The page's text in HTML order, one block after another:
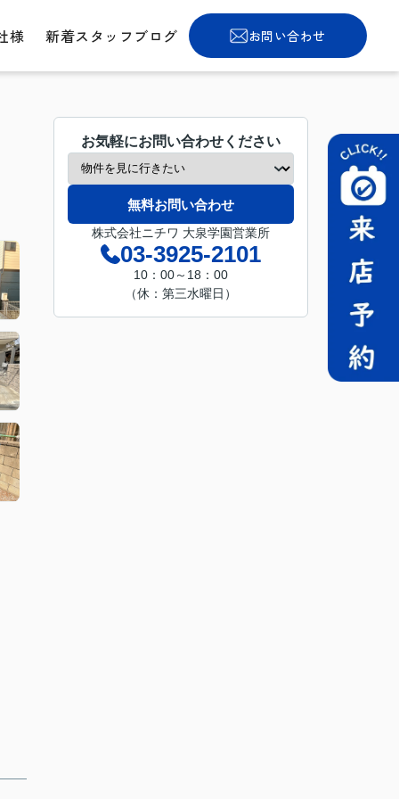
様 新着スタッフブログ お問い合わせ
お気軽にお問い合わせください
無料お問い合わせ
株式会社ニチワ 大泉学園営業所
03-3925-2101
10：00～18：00
（休：第三水曜日）